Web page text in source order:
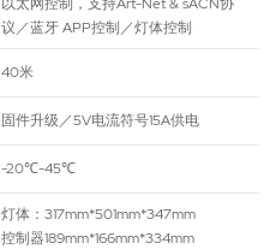
议／蓝牙 APP控制／灯体控制
40米
固件升级／5V电流符号15A供电
-20℃-45℃
灯体：317mm*501mm*347mm
控制器189mm*166mm*334mm